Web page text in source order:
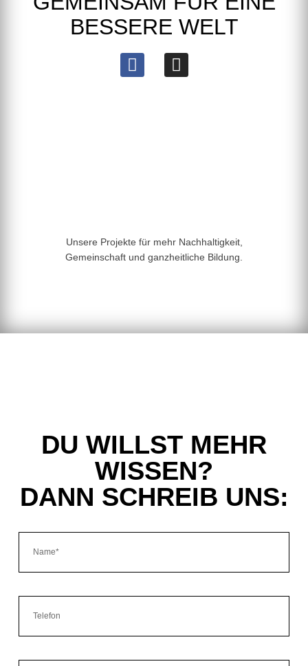
BESSERE WELT
Unsere Projekte für mehr Nachhaltigkeit,
Gemeinschaft und ganzheitliche Bildung.
DU WILLST MEHR
WISSEN?
DANN SCHREIB UNS: